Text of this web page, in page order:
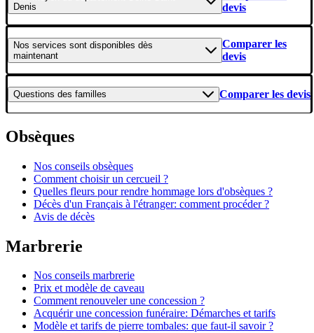
Denis
devis
Nos services sont disponibles dès
maintenant
Comparer les
devis
Questions des familles Comparer les devis
Obsèques
Nos conseils obsèques
Comment choisir un cercueil ?
Quelles fleurs pour rendre hommage lors d'obsèques ?
Décès d'un Français à l'étranger: comment procéder ?
Avis de décès
Marbrerie
Nos conseils marbrerie
Prix et modèle de caveau
Comment renouveler une concession ?
Acquérir une concession funéraire: Démarches et tarifs
Modèle et tarifs de pierre tombales: que faut-il savoir ?